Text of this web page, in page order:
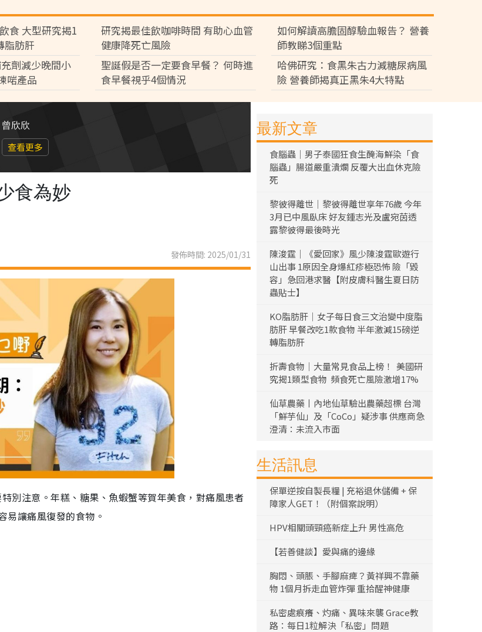
食 大型研究揭1
脂肪肝
研究揭最佳飲咖啡時間 有助心血管
健康降死亡風險
如何解讀高膽固醇驗血報告？ 營養
師教睇3個重點
劑減少晚間小
啱產品
聖誕假是否一定要食早餐？ 何時進
食早餐視乎4個情況
哈佛研究：食黑朱古力減糖尿病風
險 營養師揭真正黑朱4大特點
曾欣欣
查看更多
食為妙
發佈時間: 2025/01/31
別注意。年糕、糖果、魚蝦蟹等賀年美食，對痛風患者
易讓痛風復發的食物。
最新文章
食腦蟲｜男子泰國狂食生醃海鮮染「食
腦蟲」腸道嚴重潰爛 反覆大出血休克險
死
黎彼得離世｜黎彼得離世享年76歲 今年
3月已中風臥床 好友鍾志光及盧宛茵透
露黎彼得最後時光
陳浚霆｜《愛回家》風少陳浚霆歐遊行
山出事 1原因全身爆紅疹極恐怖 險「毀
容」急回港求醫【附皮膚科醫生夏日防
蟲貼士】
KO脂肪肝｜女子每日食三文治變中度脂
肪肝 早餐改吃1款食物 半年激減15磅逆
轉脂肪肝
折壽食物｜大量常見食品上榜！ 美國研
究揭1類型食物 頻食死亡風險激增17%
仙草農藥丨內地仙草驗出農藥超標 台灣
「鮮芋仙」及「CoCo」疑涉事 供應商急
澄清：未流入市面
生活訊息
保單逆按自製長糧 | 充裕退休儲備 + 保
障家人GET！（附個案說明）
HPV相關頭頸癌新症上升 男性高危
【若善健談】愛與痛的邊緣
胸悶、頭脹、手腳麻痺？黃祥興不靠藥
物 1個月拆走血管炸彈 重拾醒神健康
私密處痕癢、灼痛、異味來襲 Grace教
路：每日1粒解決「私密」問題